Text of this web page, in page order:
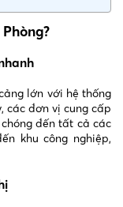
lớn với hệ thống
các đơn vị cung cấp
đến tất cả các
khu công nghiệp,